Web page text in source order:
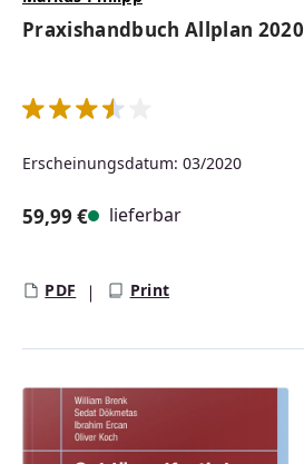
Praxishandbuch Allplan 2020
Erscheinungsdatum: 03/2020
59,99 € lieferbar
PDF Print